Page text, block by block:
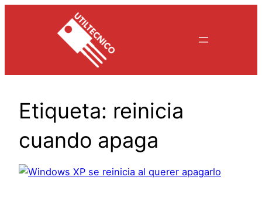
Etiqueta: reinicia
cuando apaga